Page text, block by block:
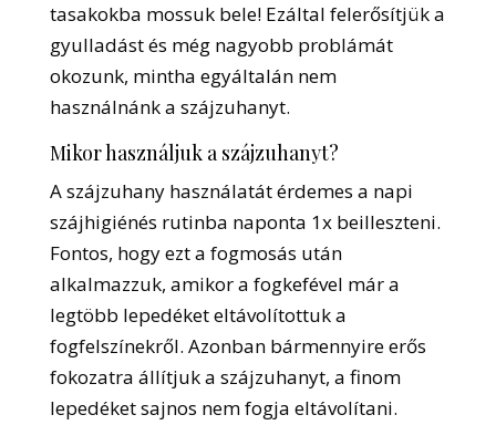
tasakokba mossuk bele! Ezáltal felerősítjük a
gyulladást és még nagyobb problámát
okozunk, mintha egyáltalán nem
használnánk a szájzuhanyt.
Mikor használjuk a szájzuhanyt?
A szájzuhany használatát érdemes a napi
szájhigiénés rutinba naponta 1x beilleszteni.
Fontos, hogy ezt a fogmosás után
alkalmazzuk, amikor a fogkefével már a
legtöbb lepedéket eltávolítottuk a
fogfelszínekről. Azonban bármennyire erős
fokozatra állítjuk a szájzuhanyt, a finom
lepedéket sajnos nem fogja eltávolítani.